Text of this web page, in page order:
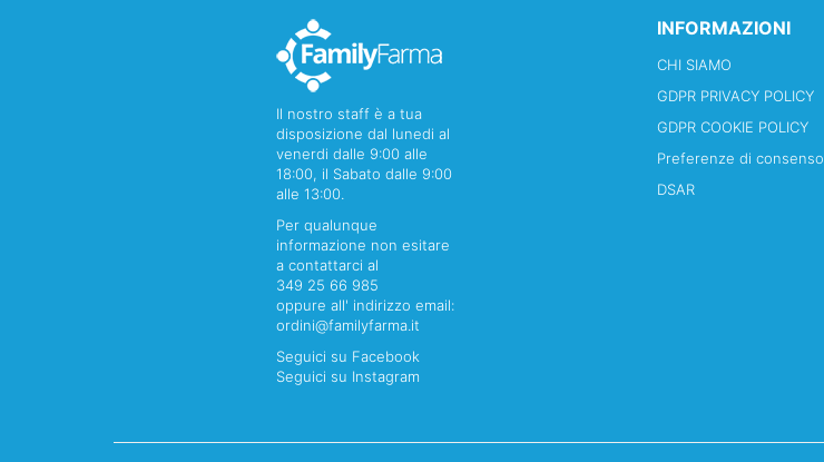
Il nostro staff è a tua
disposizione dal lunedi al
venerdi dalle 9:00 alle
18:00, il Sabato dalle 9:00
alle 13:00.
Per qualunque
informazione non esitare
a contattarci al
349 25 66 985
oppure all' indirizzo email:
ordini@familyfarma.it
Seguici su Facebook
Seguici su Instagram
INFORMAZIONI
CHI SIAMO
GDPR PRIVACY POLICY
GDPR COOKIE POLICY
Preferenze di consenso
DSAR